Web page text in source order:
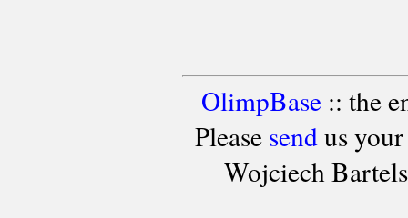
OlimpBase:: the
Please sendus your
Wojciech